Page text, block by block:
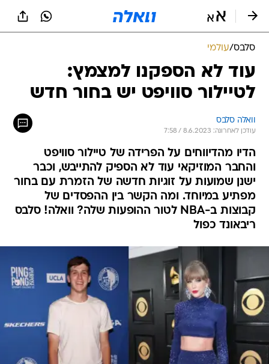
סלבס/עולמי
עוד לא הספקנו למצמץ:
לטיילור סוויפט יש בחור חדש
וואלה סלבס
עודכן לאחרונה: 8.6.2023 / 7:58
הדיו מהדיווחים על הפרידה של טיילור סוויפט
והחבר המוזיקאי עוד לא הספיק להתייבש, וכבר
ישנן שמועות על זוגיות חדשה של הזמרת עם בחור
מפתיע במיוחד. ומה הקשר בין ההפסדים של
קבוצות ב-NBA לטור ההופעות שלה? וואלה! סלבס
ריבאונד כפול